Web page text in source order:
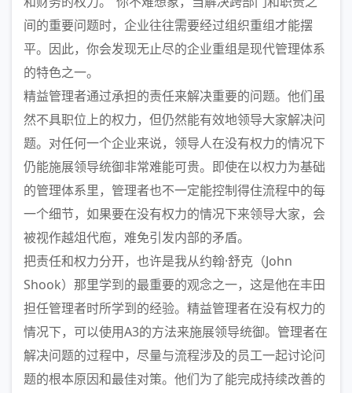
间的重要问题时，企业往往需要经过组织重组才能摆
平。因此，你会发现无止尽的企业重组是现代管理体系
的特色之一。
精益管理者通过承担的责任来解决重要的问题。他们虽
然不具职位上的权力，但仍然能有效地领导大家解决问
题。对任何一个企业来说，领导人在没有权力的情况下
仍能施展领导统御非常难能可贵。即使在以权力为基础
的管理体系里，管理者也不一定能控制得住流程中的每
一个细节，如果要在没有权力的情况下来领导大家，会
被视作越俎代庖，难免引发内部的矛盾。
把责任和权力分开，也许是我从约翰·舒克（John
Shook）那里学到的最重要的观念之一，这是他在丰田
担任管理者时所学到的经验。精益管理者在没有权力的
情况下，可以使用A3的方法来施展领导统御。管理者在
解决问题的过程中，尽量与流程涉及的员工一起讨论问
题的根本原因和最佳对策。他们为了能完成持续改善的